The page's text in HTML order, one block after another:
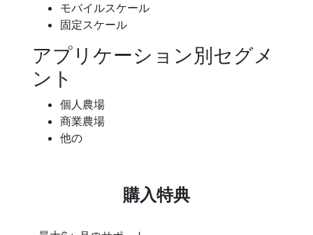
モバイルスケール
固定スケール
アプリケーション別セグメ
ント
個人農場
商業農場
他の
購入特典